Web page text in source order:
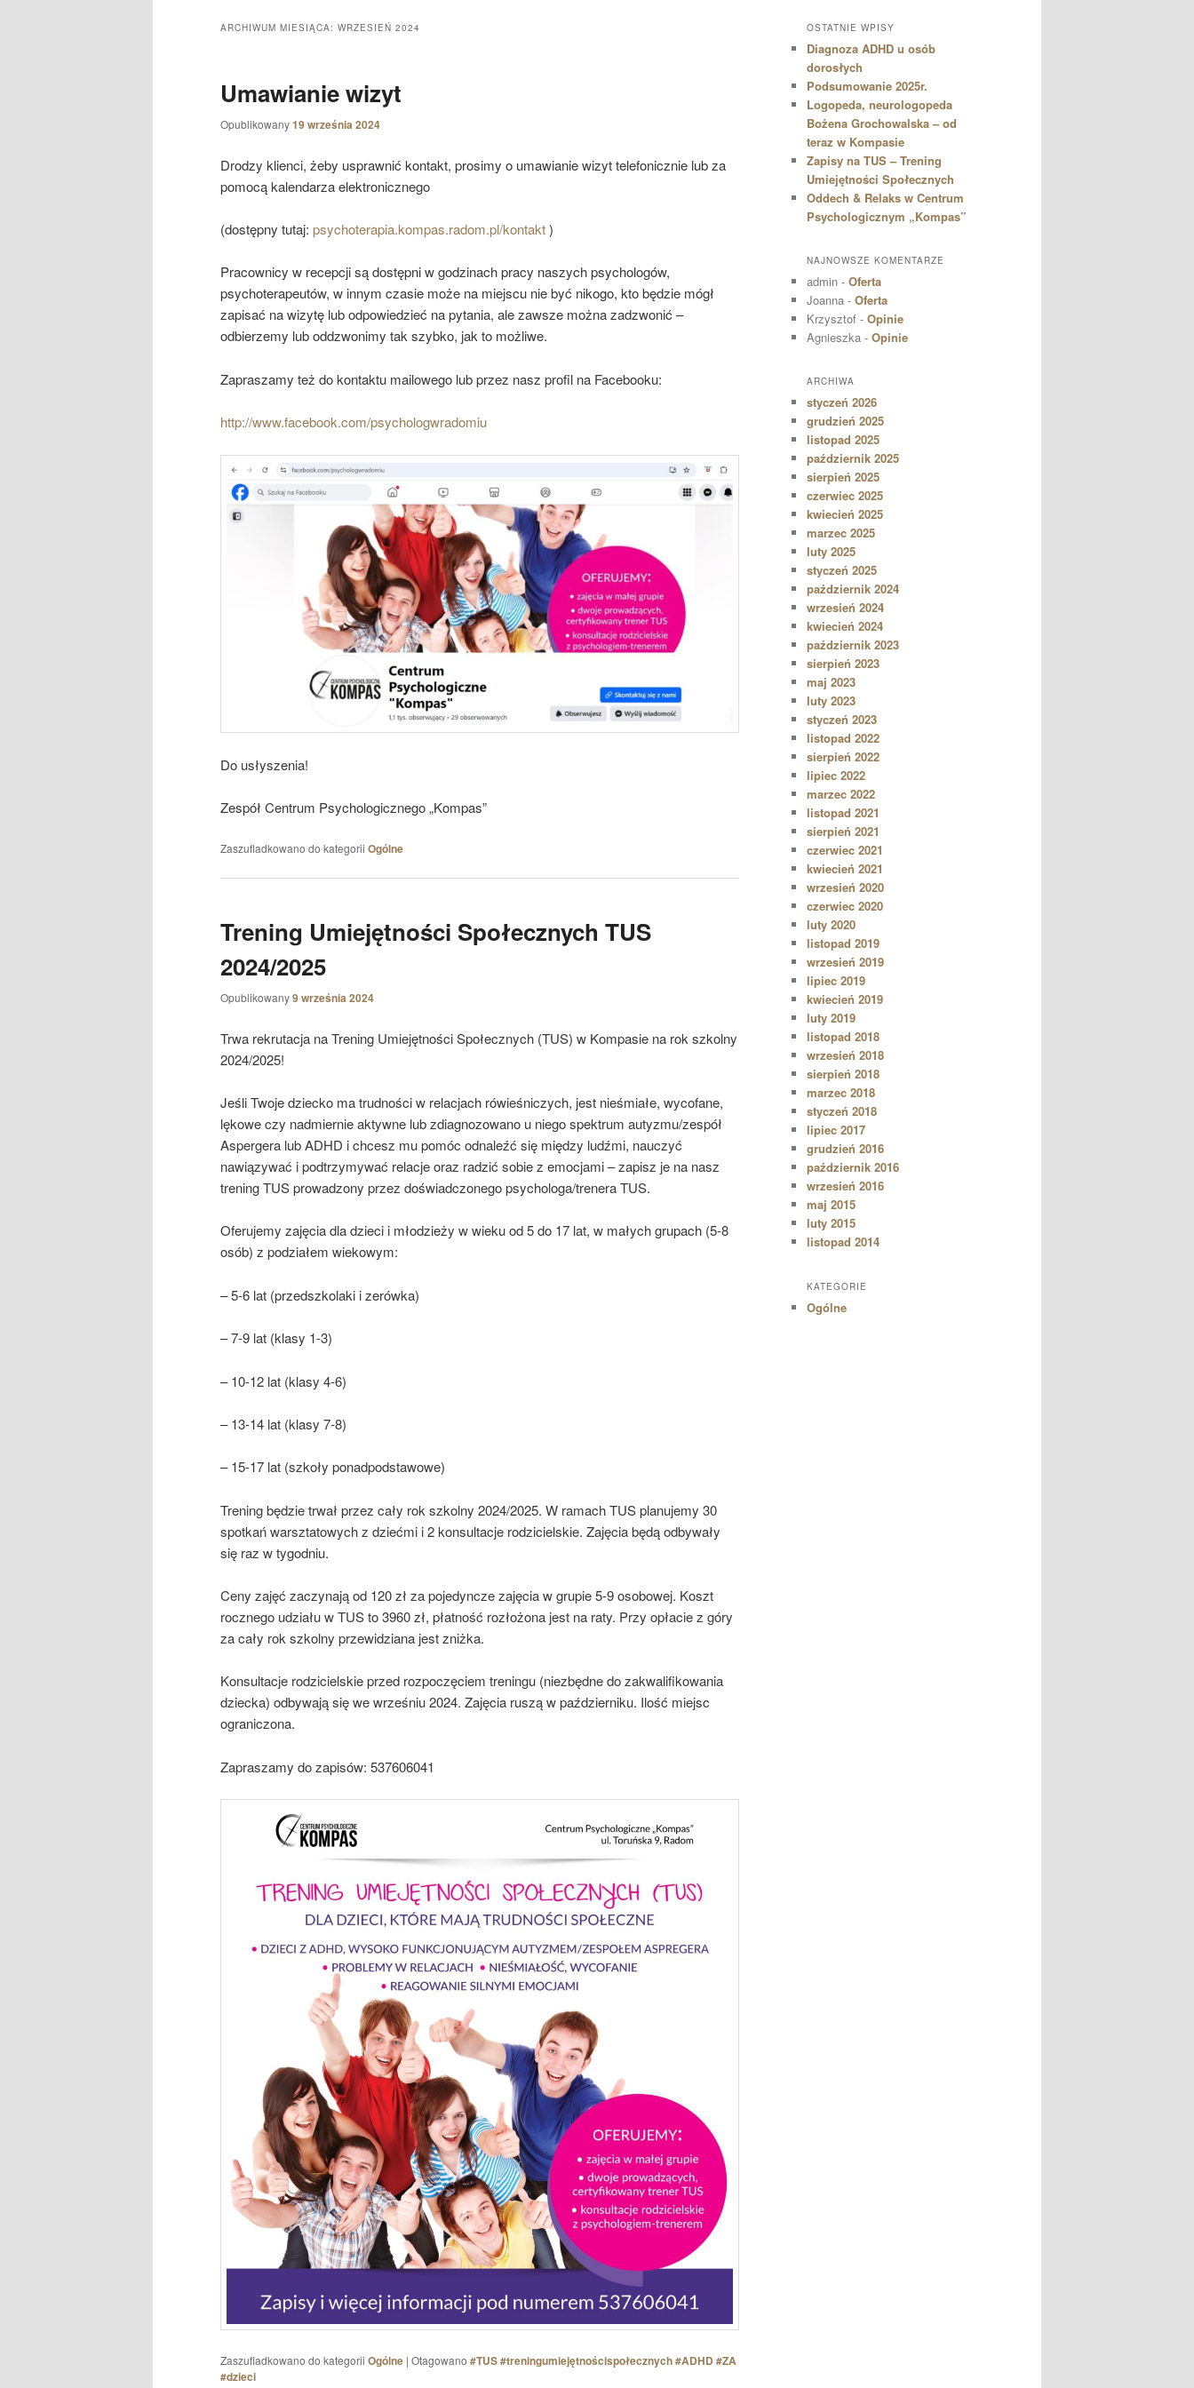
ARCHIWUM MIESIĄCA: WRZESIEŃ 2024
Umawianie wizyt
Opublikowany19 września 2024
Drodzy klienci, żeby usprawnić kontakt, prosimy o umawianie wizyt telefonicznie lub za
pomocą kalendarza elektronicznego
(dostępny tutaj: psychoterapia.kompas.radom.pl/kontakt)
Pracownicy w recepcji są dostępni w godzinach pracy naszych psychologów,
psychoterapeutów, w innym czasie może na miejscu nie być nikogo, kto będzie mógł
zapisać na wizytę lub odpowiedzieć na pytania, ale zawsze można zadzwonić –
odbierzemy lub oddzwonimy tak szybko, jak to możliwe.
Zapraszamy też do kontaktu mailowego lub przez nasz profil na Facebooku:
http://www.facebook.com/psychologwradomiu
Do usłyszenia!
Zespół Centrum Psychologicznego „Kompas”
Zaszufladkowano do kategorii Ogólne
Trening Umiejętności Społecznych TUS
2024/2025
Opublikowany9 września 2024
Trwa rekrutacja na Trening Umiejętności Społecznych (TUS) w Kompasie na rok szkolny
2024/2025!
Jeśli Twoje dziecko ma trudności w relacjach rówieśniczych, jest nieśmiałe, wycofane,
lękowe czy nadmiernie aktywne lub zdiagnozowano u niego spektrum autyzmu/zespół
Aspergera lub ADHD i chcesz mu pomóc odnaleźć się między ludźmi, nauczyć
nawiązywać i podtrzymywać relacje oraz radzić sobie z emocjami – zapisz je na nasz
trening TUS prowadzony przez doświadczonegopsychologa/trenera TUS.
Oferujemy zajęcia dla dzieci i młodzieży w wieku od 5 do 17 lat, w małych grupach (5-8
osób) z podziałem wiekowym:
– 5-6 lat (przedszkolaki i zerówka)
– 7-9 lat (klasy 1-3)
– 10-12 lat (klasy 4-6)
– 13-14 lat (klasy 7-8)
– 15-17 lat (szkoły ponadpodstawowe)
Trening będzie trwał przez cały rok szkolny 2024/2025. W ramach TUS planujemy 30
spotkań warsztatowych z dziećmi i 2 konsultacje rodzicielskie. Zajęcia będą odbywały
się raz w tygodniu.
Ceny zajęć zaczynają od 120 zł za pojedyncze zajęcia w grupie 5-9 osobowej. Koszt
rocznego udziału w TUS to 3960 zł, płatność rozłożona jest na raty. Przy opłacie z góry
za cały rok szkolny przewidziana jest zniżka.
Konsultacje rodzicielskie przed rozpoczęciem treningu (niezbędne do zakwalifikowania
dziecka) odbywają się we wrześniu 2024. Zajęcia ruszą w październiku. Ilość miejsc
ograniczona.
Zapraszamy do zapisów: 537606041
Zaszufladkowano do kategorii Ogólne | Otagowano #TUS #treningumiejętnościspołecznych #ADHD #ZA
#dzieci
OSTATNIE WPISY
Diagnoza ADHD u osób
dorosłych
Podsumowanie 2025r.
Logopeda, neurologopeda
Bożena Grochowalska – od
teraz w Kompasie
Zapisy na TUS – Trening
Umiejętności Społecznych
Oddech & Relaks w Centrum
Psychologicznym „Kompas”
NAJNOWSZE KOMENTARZE
admin - Oferta
Joanna - Oferta
Krzysztof - Opinie
Agnieszka - Opinie
ARCHIWA
styczeń 2026
grudzień 2025
listopad 2025
październik 2025
sierpień 2025
czerwiec 2025
kwiecień 2025
marzec 2025
luty 2025
styczeń 2025
październik 2024
wrzesień 2024
kwiecień 2024
październik 2023
sierpień 2023
maj 2023
luty 2023
styczeń 2023
listopad 2022
sierpień 2022
lipiec 2022
marzec 2022
listopad 2021
sierpień 2021
czerwiec 2021
kwiecień 2021
wrzesień 2020
czerwiec 2020
luty 2020
listopad 2019
wrzesień 2019
lipiec 2019
kwiecień 2019
luty 2019
listopad 2018
wrzesień 2018
sierpień 2018
marzec 2018
styczeń 2018
lipiec 2017
grudzień 2016
październik 2016
wrzesień 2016
maj 2015
luty 2015
listopad 2014
KATEGORIE
Ogólne